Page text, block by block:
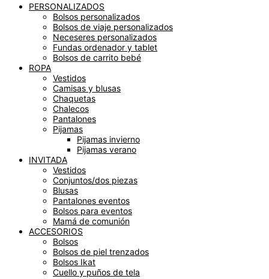
PERSONALIZADOS
Bolsos personalizados
Bolsos de viaje personalizados
Neceseres personalizados
Fundas ordenador y tablet
Bolsos de carrito bebé
ROPA
Vestidos
Camisas y blusas
Chaquetas
Chalecos
Pantalones
Pijamas
Pijamas invierno
Pijamas verano
INVITADA
Vestidos
Conjuntos/dos piezas
Blusas
Pantalones eventos
Bolsos para eventos
Mamá de comunión
ACCESORIOS
Bolsos
Bolsos de piel trenzados
Bolsos Ikat
Cuello y puños de tela